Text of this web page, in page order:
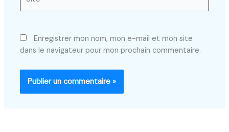
Enregistrer mon nom, mon e-mail et mon site
dans le navigateur pour mon prochain commentaire.